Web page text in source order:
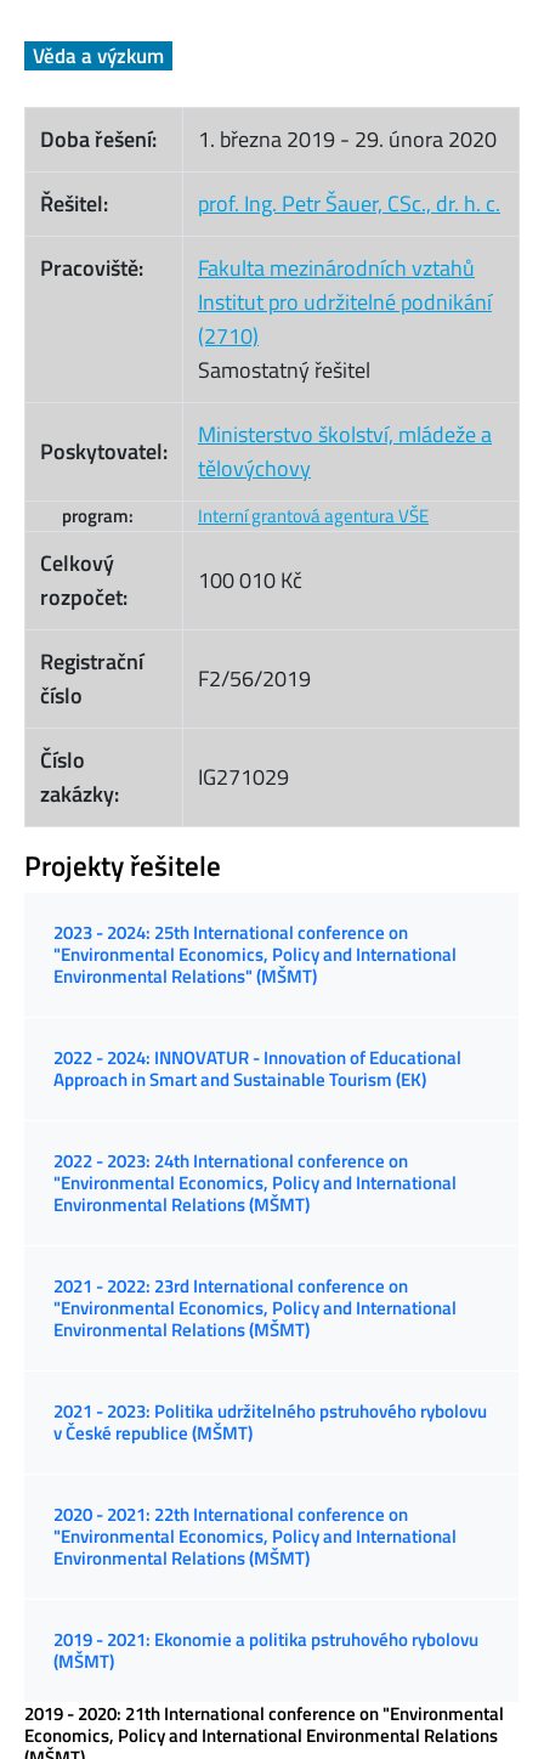
Věda a výzkum
Doba řešení: 1. března 2019- 29. února 2020
Řešitel:
prof. Ing. Petr Šauer, CSc., dr. h. c.
Pracoviště:
Fakulta mezinárodních vztahů
Institut pro udržitelné podnikání
(2710)
Samostatný řešitel
Poskytovatel:
Ministerstvo školství, mládeže a
tělovýchovy
program: Interní grantová agentura VŠE
Celkový
rozpočet:
100 010 Kč
Registrační
číslo
F2/56/2019
Číslo
zakázky:
IG271029
Projekty řešitele
2023 - 2024: 25th International conference on
"Environmental Economics, Policy and International
Environmental Relations" (MŠMT)
2022 - 2024: INNOVATUR - Innovation of Educational
Approach in Smart and Sustainable Tourism (EK)
2022 - 2023: 24th International conference on
"Environmental Economics, Policy and International
Environmental Relations (MŠMT)
2021 - 2022: 23rd International conference on
"Environmental Economics, Policy and International
Environmental Relations (MŠMT)
2021 - 2023: Politika udržitelného pstruhového rybolovu
v České republice (MŠMT)
2020 - 2021: 22th International conference on
"Environmental Economics, Policy and International
Environmental Relations (MŠMT)
2019 - 2021: Ekonomie a politika pstruhového rybolovu
(MŠMT)
2019 - 2020: 21th International conference on "Environmental
Economics, Policy and International Environmental Relations